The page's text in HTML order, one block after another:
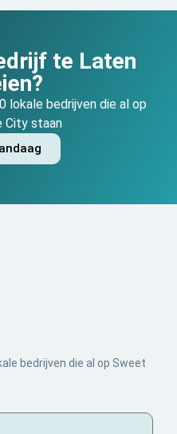
te Laten
lokale bedrijven die al op
City staan
bedrijven die al op Sweet